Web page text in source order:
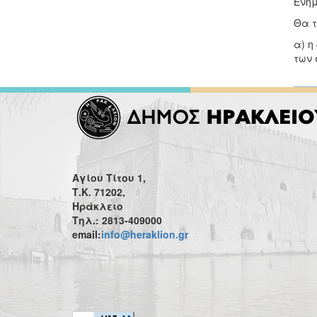
Θα
α) η
των
Αγίου Τίτου 1,
Τ.Κ. 71202,
Ηράκλειο
Τηλ.: 2813-409000
email:info@heraklion.gr